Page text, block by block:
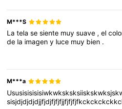
M***S
Latelasesiente muysuave ,el
de la imageny luce muy bien .
M***a